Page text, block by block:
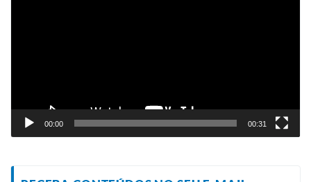
00:00 00:31